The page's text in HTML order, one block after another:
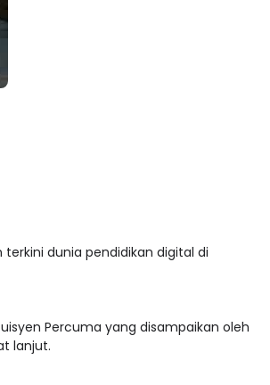
dunia pendidikan digital di
Percuma yang disampaikan oleh
lanjut.